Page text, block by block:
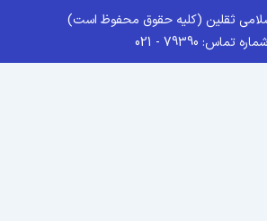
ثقلین (کلیه حقوق محفوظ است)
تماس: 79390 - 021